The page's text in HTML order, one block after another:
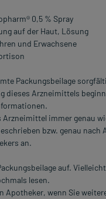
0,5 % Spray
auf der Haut, Lösung
und Erwachsene
Packungsbeilage
dieses Arzneimittels
Arzneimittel immer genau
bzw. genau nach
an.
auf.
lesen.
Apotheker, wenn Sie